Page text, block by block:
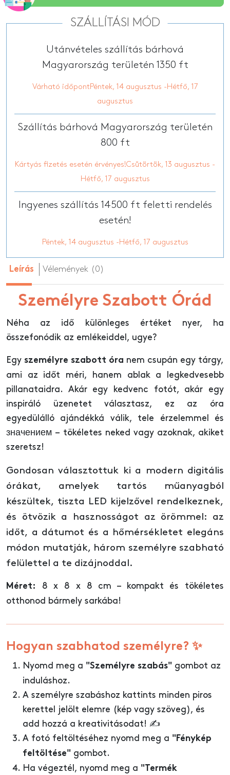
SZÁLLÍTÁSI MÓD
Utánvételes szállítás bárhová
Magyarország területén 1350 ft
Várható időpontPéntek, 14 augusztus -Hétfő, 17
augusztus
Szállítás bárhová Magyarország területén
800 ft
Kártyás fizetés esetén érvényes!Csütörtök, 13 augusztus -
Hétfő, 17 augusztus
Ingyenes szállítás 14500 ft feletti rendelés
esetén!
Péntek, 14 augusztus -Hétfő, 17 augusztus
Leírás Vélemények (0)
Személyre Szabott Órád
Néha az idő különleges értéket nyer, ha
összefonódik az emlékeiddel, ugye?
Egy személyre szabott óra nem csupán egy tárgy,
ami az időt méri, hanem ablak a legkedvesebb
pillanataidra. Akár egy kedvenc fotót, akár egy
inspiráló üzenetet választasz, ez az óra
egyedülálló ajándékká válik, tele érzelemmel és
значением – tökéletes neked vagy azoknak, akiket
szeretsz!
Gondosan választottuk ki a modern digitális
órákat, amelyek tartós műanyagból
készültek, tiszta LED kijelzővel rendelkeznek,
és ötvözik a hasznosságot az örömmel: az
időt, a dátumot és a hőmérsékletet elegáns
módon mutatják, három személyre szabható
felülettel a te dizájnoddal.
Méret:
8 x 8 x 8 cm – kompakt és tökéletes
otthonod bármely sarkába!
Hogyan szabhatod személyre? ✨
Nyomd meg a "Személyre szabás" gombot az
induláshoz.
A személyre szabáshoz kattints minden piros
kerettel jelölt elemre (kép vagy szöveg), és
add hozzá a kreativitásodat! ✍️
A fotó feltöltéséhez nyomd meg a "Fénykép
feltöltése" gombot.
Ha végeztél, nyomd meg a "Termék